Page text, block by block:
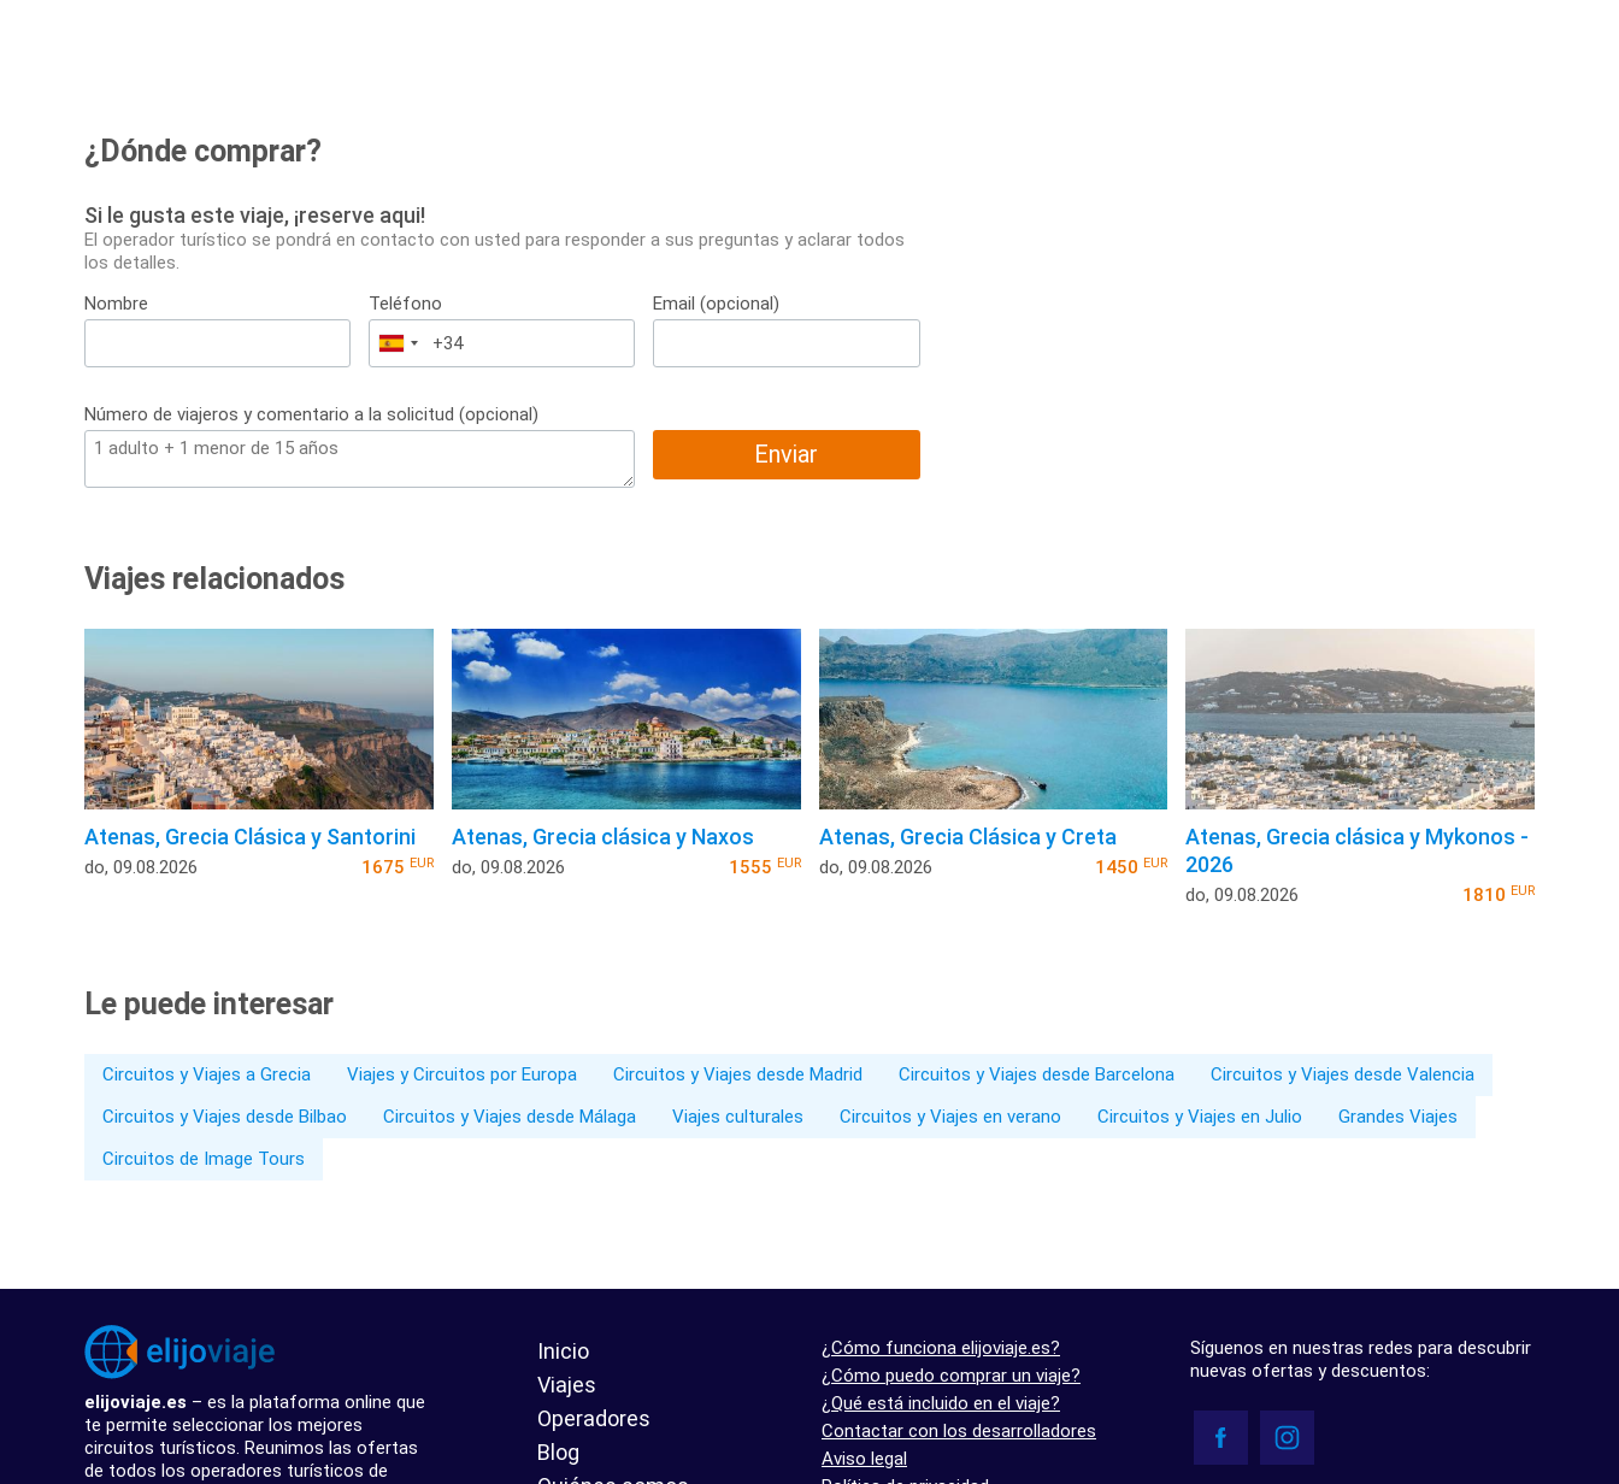
¿Dónde comprar?
Si le gusta este viaje, ¡reserve aqui!
El operador turístico se pondrá en contacto con usted para responder a sus preguntas y aclarar todos
los detalles.
Nombre
Teléfono
España
+34
Email (opcional)
Número de viajeros y comentario a la solicitud (opcional)
Enviar
Viajes relacionados
Atenas, Grecia Clásica y Santorini
do, 09.08.2026 1675 EUR
Atenas, Grecia clásica y Naxos
do, 09.08.2026 1555 EUR
Atenas, Grecia Clásica y Creta
do, 09.08.2026 1450EUR
Atenas, Grecia clásica y Mykonos -
2026
do, 09.08.2026 1810 EUR
Le puede interesar
Circuitos y Viajes a Grecia Viajes y Circuitos por Europa Circuitos y Viajes desde Madrid Circuitos y Viajes desde Barcelona
Circuitos y Viajes desde Valencia
Circuitos y Viajes desde Bilbao
Circuitos y Viajes desde Málaga Viajes culturales Circuitos y Viajes en verano Circuitos y Viajes en Julio
Grandes Viajes
Circuitos de Image Tours
elijoviaje.es – es la plataforma online que
te permite seleccionar los mejores
circuitos turísticos. Reunimos las ofertas
de todos los operadores turísticos de
Inicio
Viajes
Operadores
Blog
¿Cómo funciona elijoviaje.es?
¿Cómo puedo comprar un viaje?
¿Qué está incluido en el viaje?
Contactar con los desarrolladores
Aviso legal
Síguenos en nuestras redes para descubrir
nuevas ofertas y descuentos: